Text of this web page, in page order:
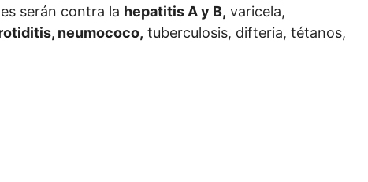
serán contra la hepatitis A y B, varicela,
neumococo, tuberculosis, difteria, tétanos,